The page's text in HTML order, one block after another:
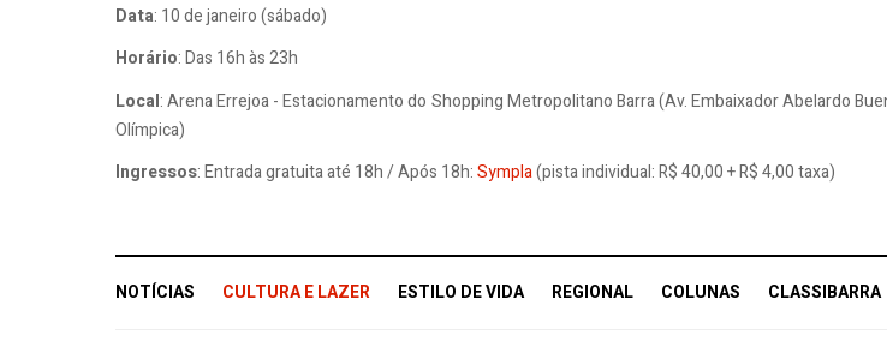
Data: 10 de janeiro (sábado)
Horário: Das 16h às 23h
Local: Arena Errejoa - Estacionamento do Shopping Metropolitano Barra (Av. Embaixador Abelardo
Olímpica)
Ingressos: Entrada gratuita até 18h / Após 18h:Sympla(pista individual: R$ 40,00 + R$ 4,00 taxa)
NOTÍCIAS CULTURA E LAZER ESTILO DE VIDA REGIONAL COLUNAS CLASSIBARRA